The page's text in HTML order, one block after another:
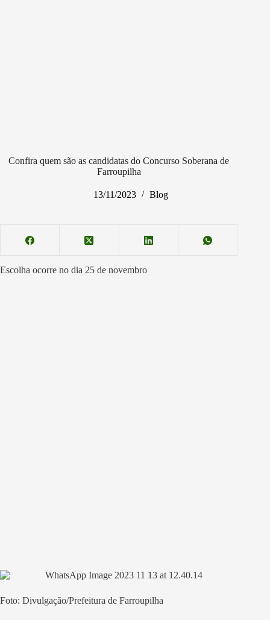
Confira quem são as candidatas do Concurso Soberana de
Farroupilha
13/11/2023 Blog
Escolha ocorre no dia 25 de novembro
Foto: Divulgação/Prefeitura de Farroupilha